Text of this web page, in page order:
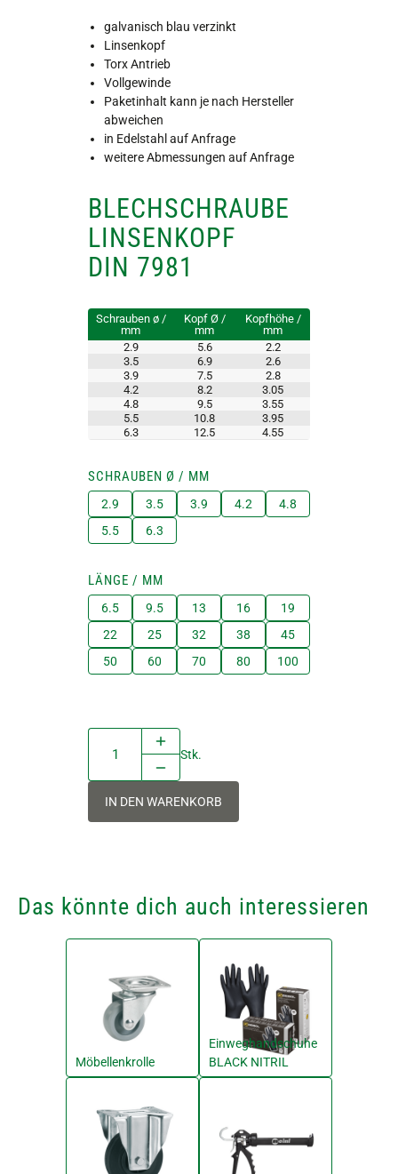
galvanisch blau verzinkt
Linsenkopf
Torx Antrieb
Vollgewinde
Paketinhalt kann je nach Hersteller
abweichen
in Edelstahl auf Anfrage
weitere Abmessungen auf Anfrage
BLECHSCHRAUBE
LINSENKOPF
DIN 7981
Schrauben ø /
mm
Kopf Ø /
mm
Kopfhöhe /
mm
2.9
5.6
2.2
3.5
6.9
2.6
3.9
7.5
2.8
4.2
8.2
3.05
4.8
9.5
3.55
5.5
10.8
3.95
6.3
12.5 4.55
SCHRAUBEN Ø / MM
2.9 3.5 3.9 4.2
4.8
5.5
6.3
LÄNGE / MM
6.5 9.5 13 16
19
22
25 32 38
45
50
60 70 80 100
Stk.
IN DEN WARENKORB
Das könnte dich auch interessieren
Möbellenkrolle
Einweghandschuhe
BLACK NITRIL